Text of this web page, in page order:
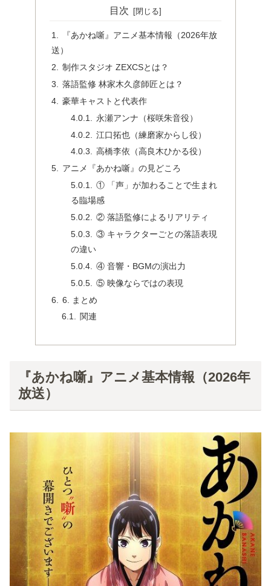
目次
『あかね噺』アニメ基本情報（2026年放
送）
制作スタジオ ZEXCSとは？
落語監修 林家木久彦師匠とは？
豪華キャストと代表作
永瀬アンナ（桜咲朱音役）
江口拓也（練磨家からし役）
高橋李依（高良木ひかる役）
アニメ『あかね噺』の見どころ
① 「声」が加わることで生まれ
る臨場感
② 落語監修によるリアリティ
③ キャラクターごとの落語表現
の違い
④ 音響・BGMの演出力
⑤ 映像ならではの表現
6. まとめ
関連
『あかね噺』アニメ基本情報（2026年
放送）